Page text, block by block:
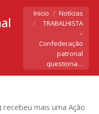
Você está aqui:
Início
Notícias
TRABALHISTA
–
Confederação
patronal
questiona…
recebeu mais uma Ação